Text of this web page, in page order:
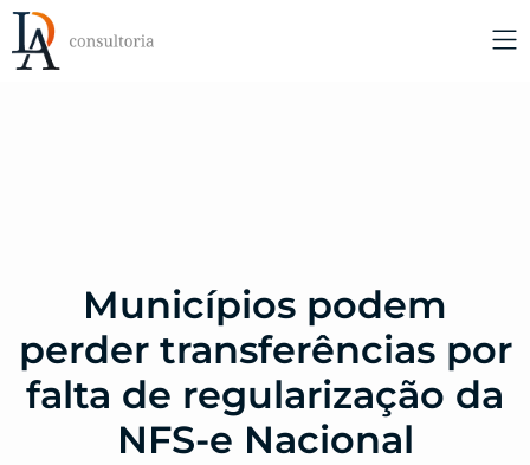
Municípios podem
perder transferências por
falta de regularização da
NFS-e Nacional